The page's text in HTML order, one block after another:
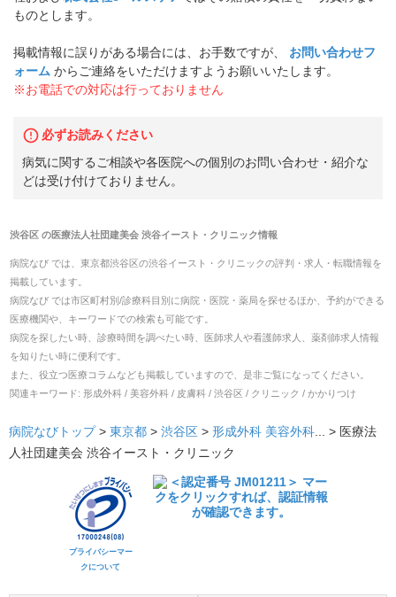
ものとします。
掲載情報に誤りがある場合には、お手数ですが、
お問い合わせフ
ォーム からご連絡をいただけますようお願いいたします。
※お電話での対応は行っておりません
必ずお読みください
病気に関するご相談や各医院への個別のお問い合わせ・紹介な
どは受け付けておりません。
渋谷区の医療法人社団建美会 渋谷イースト・クリニック情報
病院なび では、 東京都渋谷区の渋谷イースト・クリニックの評判・求人・転職情報を
掲載しています。
病院なび では市区町村別/診療科目別に病院・医院・薬局を探せるほか、予約ができる
医療機関や、キーワードでの検索も可能です。
病院を探したい時、診療時間を調べたい時、医師求人や看護師求人、薬剤師求人情報
を知りたい時に便利です。
また、役立つ医療コラムなども掲載していますので、是非ご覧になってください。
関連キーワード: 形成外科 / 美容外科 / 皮膚科 / 渋谷区 / クリニック / かかりつけ
病院なびトップ> 東京都 > 渋谷区 > 形成外科 美容外科 ... > 医療法
人社団建美会 渋谷イースト・クリニック
プライバシーマー
クについて